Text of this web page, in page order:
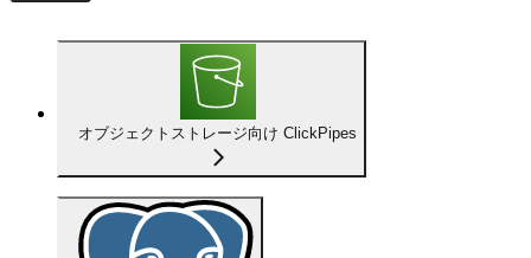
オブジェクトストレージ向け ClickPipes